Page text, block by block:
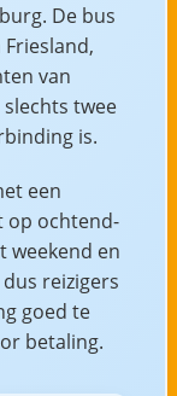
De bus
van
twee
is.
een
op ochtend-
weekend en
reizigers
goed te
betaling.